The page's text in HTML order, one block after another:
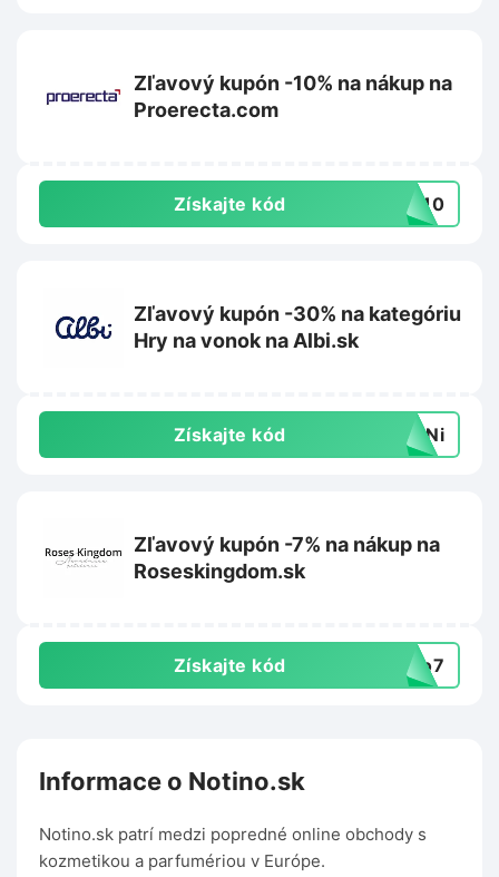
Zľavový kupón -10% na nákup na
Proerecta.com
Získajte kód VA10
Zľavový kupón -30% na kategóriu
Hry na vonok na Albi.sk
Získajte kód K1Ni
Zľavový kupón -7% na nákup na
Roseskingdom.sk
Získajte kód llo7
Informace o Notino.sk
Notino.sk patrí medzi popredné online obchody s
kozmetikou a parfumériou v Európe.